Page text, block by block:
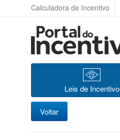
Calculadora de Incentivo
Leis de Incentivo
Voltar